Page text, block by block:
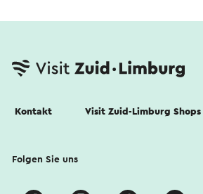
Kontakt Visit Zuid-Limburg Shops
Folgen Sie uns